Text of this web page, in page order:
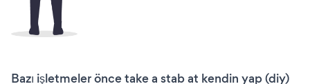
Bazı işletmeler önce take a stab at kendin yap (diy)